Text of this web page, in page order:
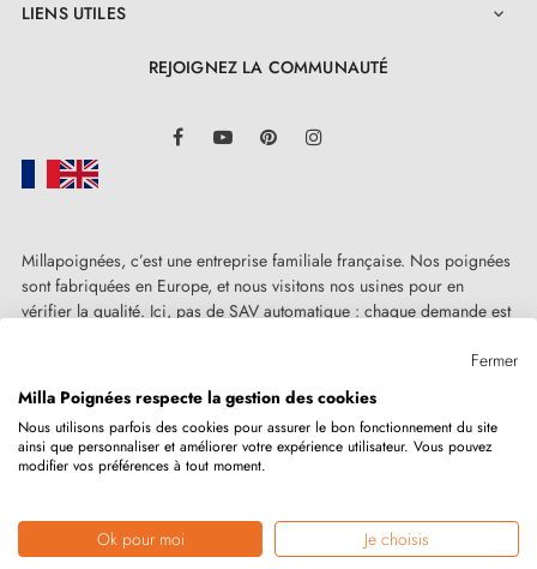
LIENS UTILES 
REJOIGNEZ LA COMMUNAUTÉ
FacebookYouTube Pinterest
Millapoignées, c’est une entreprise familiale française. Nos poignées
sont fabriquées en Europe, et nous visitons nos usines pour en
vérifier la qualité. Ici, pas de SAV automatique : chaque demande est
Copyright © 2026MILLA POIGNEESTous droits réservés.
Marchand approuvé par la Société des Avis Garantis,cliquez ici pour
Fermer
Milla Poignées respecte la gestion des cookies
Nous utilisons parfois des cookies pour assurer le bon fonctionnement du site
ainsi que personnaliser et améliorer votre expérience utilisateur. Vous pouvez
modifier vos préférences à tout moment.
Ok pour moi Je choisis